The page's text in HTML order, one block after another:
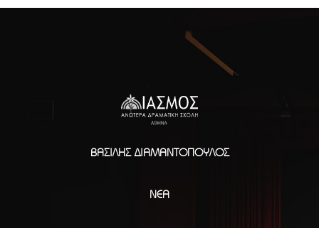
ΒΑΣΊΛΗΣ ΔΙΑΜΑΝΤΌΠΟΥΛΟΣ
ΝΈΑ